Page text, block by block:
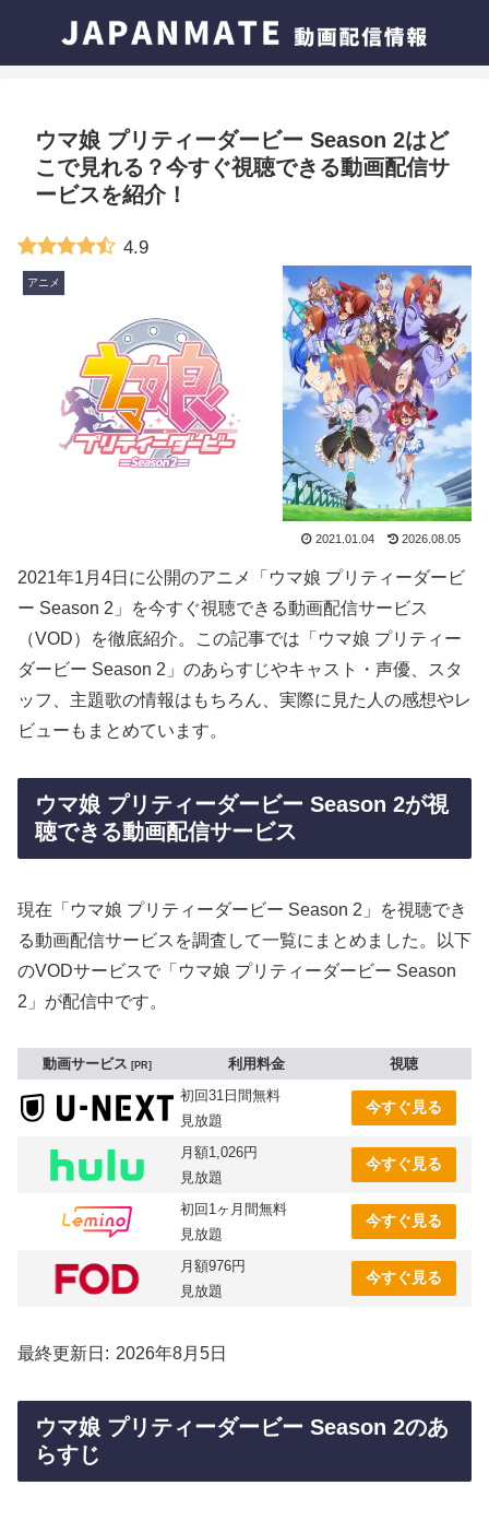
ウマ娘 プリティーダービー Season 2はど
こで見れる？今すぐ視聴できる動画配信サ
ービスを紹介！
4.9
アニメ
2021.01.04 2026.08.05
2021年1月4日に公開のアニメ「ウマ娘 プリティーダービ
ー Season 2」を今すぐ視聴できる動画配信サービス
（VOD）を徹底紹介。この記事では「ウマ娘 プリティー
ダービー Season 2」のあらすじやキャスト・声優、スタ
ッフ、主題歌の情報はもちろん、実際に見た人の感想やレ
ビューもまとめています。
ウマ娘 プリティーダービー Season 2が視
聴できる動画配信サービス
現在「ウマ娘 プリティーダービー Season 2」を視聴でき
る動画配信サービスを調査して一覧にまとめました。以下
のVODサービスで「ウマ娘 プリティーダービー Season
2」が配信中です。
動画サービス PR 利用料金
視聴
初回31日間無料
見放題
今すぐ見る
月額1,026円
見放題
今すぐ見る
初回1ヶ月間無料
見放題
今すぐ見る
月額976円
見放題
今すぐ見る
最終更新日 2026年8月5日
ウマ娘 プリティーダービー Season 2のあ
らすじ